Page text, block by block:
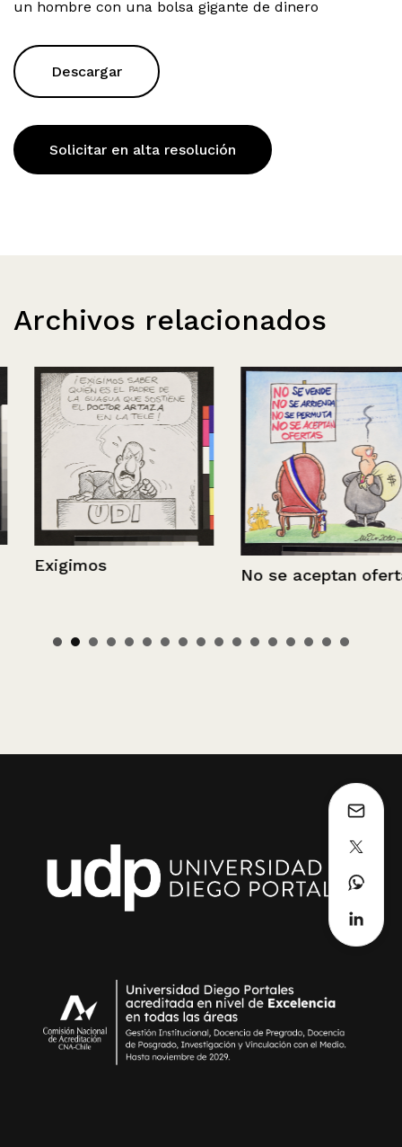
un hombre con una bolsa gigante de dinero
Descargar
Solicitar en alta resolución
Archivos relacionados
Exigimos
No se aceptan ofertas